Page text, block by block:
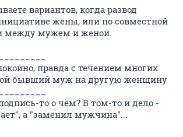
вариантов, когда развод
жены, или по совместной
между мужем и женой.
правда с течением многих
бывший муж на другую женщину
то о чём? В том-то и дело -
а "заменил мужчина"...